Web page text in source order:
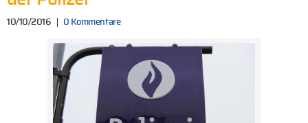
10/10/2016 0 Kommentare